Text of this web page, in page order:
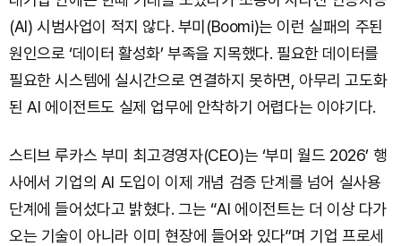
(AI) 시범사업이 적지 않다. 부미(Boomi)는 이런 실패의 주된
원인으로 ‘데이터 활성화’ 부족을 지목했다. 필요한 데이터를
필요한 시스템에 실시간으로 연결하지 못하면, 아무리 고도화
된 AI 에이전트도 실제 업무에 안착하기 어렵다는 이야기다.
스티브 루카스 부미 최고경영자(CEO)는 ‘부미 월드 2026’ 행
사에서 기업의 AI 도입이 이제 개념 검증 단계를 넘어 실사용
단계에 들어섰다고 밝혔다. 그는 “AI 에이전트는 더 이상 다가
오는 기술이 아니라 이미 현장에 들어와 있다”며 기업 프로세